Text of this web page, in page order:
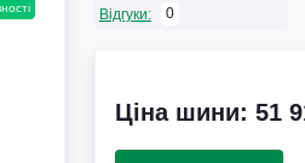
Відгуки:
0
Ціна шини: 51